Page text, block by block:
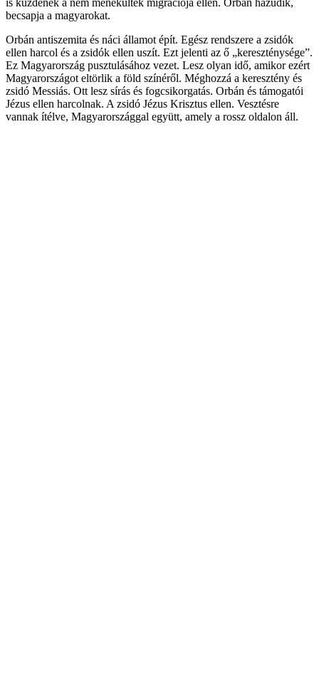
becsapja a magyarokat.
Orbán antiszemita és náci államot épít. Egész rendszere a zsidók
ellen harcol és a zsidók ellen uszít. Ezt jelenti az ő „kereszténysége”.
Ez Magyarország pusztulásához vezet. Lesz olyan idő, amikor ezért
Magyarországot eltörlik a föld színéről. Méghozzá a keresztény és
zsidó Messiás. Ott lesz sírás és fogcsikorgatás. Orbán és támogatói
Jézus ellen harcolnak. A zsidó Jézus Krisztus ellen. Vesztésre
vannak ítélve, Magyarországgal együtt, amely a rossz oldalon áll.